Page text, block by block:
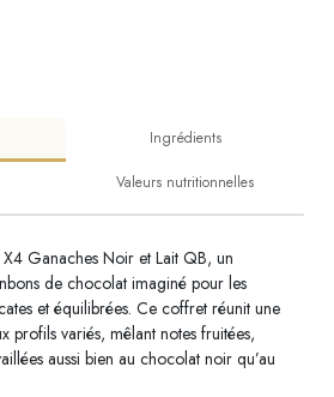
Ingrédients
Valeurs nutritionnelles
Ganaches Noir et Lait QB, un
de chocolat imaginé pour les
et équilibrées. Ce coffret réunit une
profils variés, mêlant notes fruitées,
aussi bien au chocolat noir qu’au